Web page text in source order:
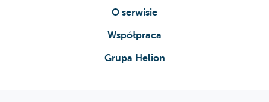
O serwisie
Współpraca
Grupa Helion